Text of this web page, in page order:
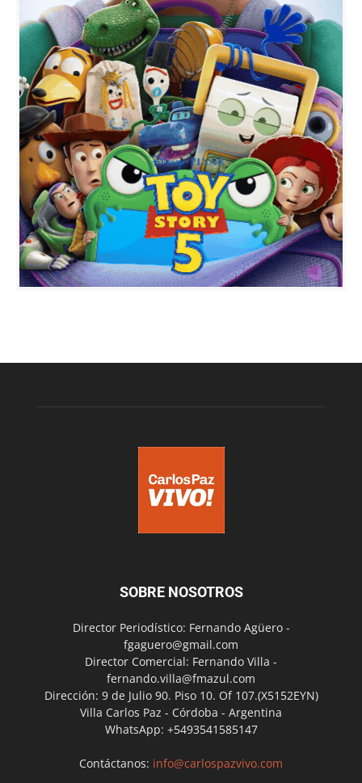
SOBRE NOSOTROS
Director Periodístico: Fernando Agüero -
fgaguero@gmail.com
Director Comercial: Fernando Villa -
fernando.villa@fmazul.com
Dirección: 9 de Julio 90. Piso 10. Of 107.(X5152EYN)
Villa Carlos Paz - Córdoba - Argentina
WhatsApp: +5493541585147
Contáctanos: info@carlospazvivo.com